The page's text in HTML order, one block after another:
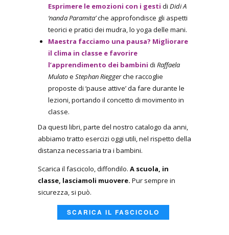
Esprimere le emozioni con i gesti di Didi A
‘nanda Paramita’che approfondisce gli aspetti
teorici e pratici dei mudra, lo yoga delle mani.
Maestra facciamo una pausa? Migliorare
il clima in classe e favorire
l’apprendimento dei bambini di Raffaela
Mulatoe Stephan Rieggerche raccoglie
proposte di ‘pause attive’ da fare durante le
lezioni, portando il concetto di movimento in
classe.
Da questi libri, parte del nostro catalogo da anni,
abbiamo tratto esercizi oggi utili, nel rispetto della
distanza necessaria tra i bambini.
Scarica il fascicolo, diffondilo. A scuola, in
classe, lasciamoli muovere. Pur sempre in
sicurezza, si può.
SCARICA IL FASCICOLO